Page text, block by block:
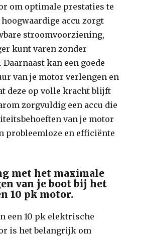
om optimale prestaties te
hoogwaardige accu zorgt
stroomvoorziening,
kunt varen zonder
kan een goede
van je motor verlengen en
deze op volle kracht blijft
zorgvuldig een accu die
van je motor
probleemloze en efficiënte
met het maximale
van je boot bij het
10 pk motor.
een 10 pk elektrische
is het belangrijk om